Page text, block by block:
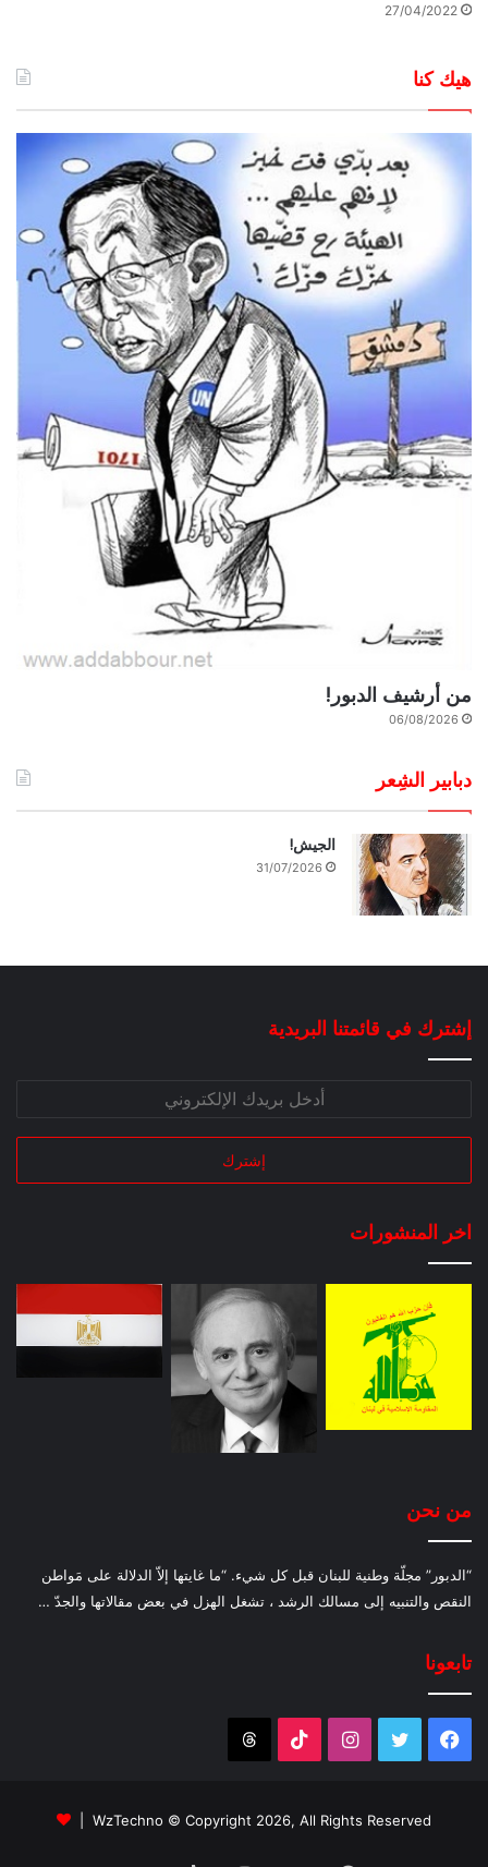
27/04/2022
هيك كنا
من أرشيف الدبور!
06/08/2026
دبابير الشِعر
الجيش!
31/07/2026
إشترك في قائمتنا البريدية
اخر المنشورات
من نحن
“الدبور” مجلّة وطنية للبنان قبل كل شيء. “ما غايتها إلاّ الدلالة على مَواطن
النقص والتنبيه إلى مسالك الرشد ، تشغل الهزل في بعض مقالاتها والجدّ …
تابعونا
فيسبوك تويتر انستقرام‫TikTok
WzTechno © Copyright 2026, All Rights Reserved |